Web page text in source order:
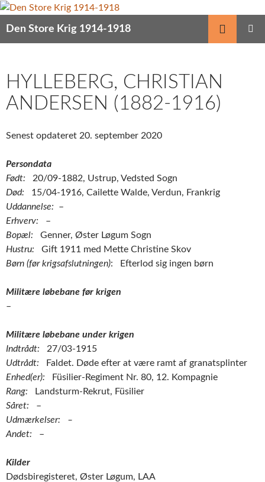
Hop
indhold
Den Store Krig 1914-1918
HYLLEBERG, CHRISTIAN
ANDERSEN (1882-1916)
Senest opdateret 20. september 2020
Persondata
Født: 20/09-1882, Ustrup, Vedsted Sogn
Død: 15/04-1916, Cailette Walde, Verdun, Frankrig
Uddannelse: –
Erhverv: –
Bopæl: Genner, Øster Løgum Sogn
Hustru: Gift 1911 med Mette Christine Skov
Børn (før krigsafslutningen): Efterlod sig ingen børn
Militære løbebane før krigen
–
Militære løbebane under krigen
Indtrådt: 27/03-1915
Udtrådt: Faldet. Døde efter at være ramt af granatsplinter
Enhed(er):
Füsilier-Regiment Nr. 80, 12. Kompagnie
Rang:
Landsturm-Rekrut, Füsilier
Såret: –
Udmærkelser: –
Andet: –
Kilder
Dødsbiregisteret, Øster Løgum, LAA